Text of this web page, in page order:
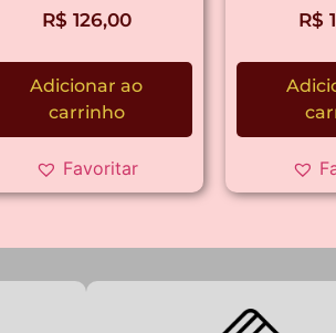
R$ 126,00
Adicionar ao
carrinho
Favoritar
R$